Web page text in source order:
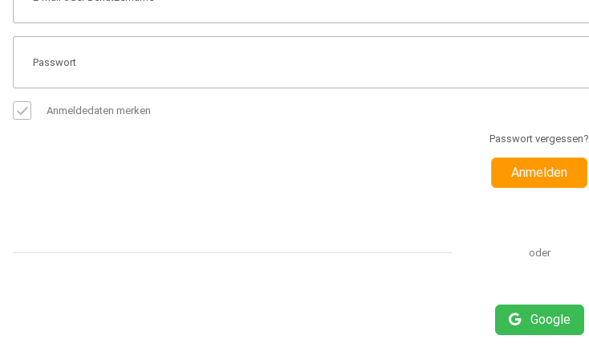
Anmeldedaten merken
Passwort vergessen?
Anmelden
oder
Google